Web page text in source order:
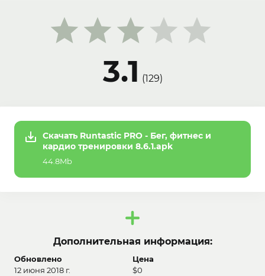
3.1 (129)
Скачать Runtastic PRO - Бег, фитнес и
кардио тренировки 8.6.1.apk
44.8Mb
Дополнительная информация:
Обновлено
12 июня 2018 г.
Цена
$0